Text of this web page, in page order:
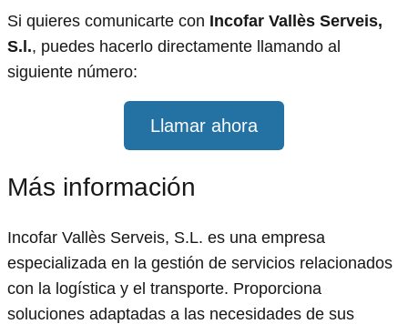
Si quieres comunicarte con Incofar Vallès Serveis,
S.l., puedes hacerlo directamente llamando al
siguiente número:
Llamar ahora
Más información
Incofar Vallès Serveis, S.L. es una empresa
especializada en la gestión de servicios relacionados
con la logística y el transporte. Proporciona
soluciones adaptadas a las necesidades de sus